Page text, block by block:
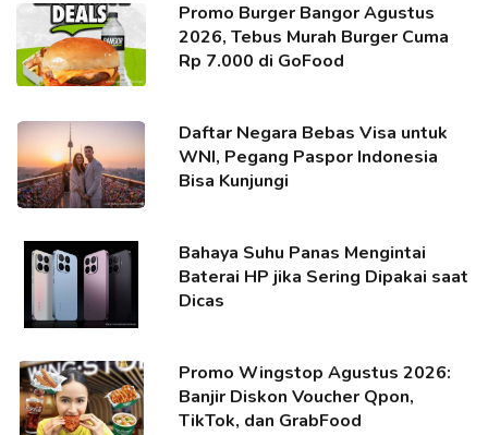
Promo Burger Bangor Agustus
2026, Tebus Murah Burger Cuma
Rp 7.000 di GoFood
Daftar Negara Bebas Visa untuk
WNI, Pegang Paspor Indonesia
Bisa Kunjungi
Bahaya Suhu Panas Mengintai
Baterai HP jika Sering Dipakai saat
Dicas
Promo Wingstop Agustus 2026:
Banjir Diskon Voucher Qpon,
TikTok, dan GrabFood